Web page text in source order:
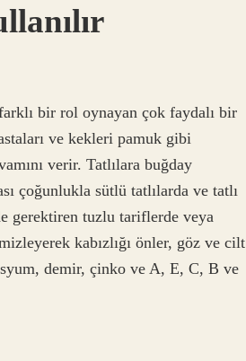
bir rol oynayan çok faydalı bir
ve kekleri pamuk gibi
verir. Tatlılara buğday
çoğunlukla sütlü tatlılarda ve tatlı
gerektiren tuzlu tariflerde veya
kabızlığı önler, göz ve cilt
demir, çinko ve A, E, C, B ve